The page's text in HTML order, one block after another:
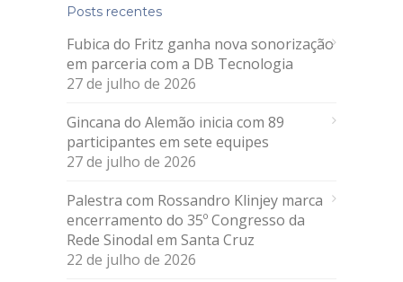
Posts recentes
Fubica do Fritz ganha nova sonorização
em parceria com a DB Tecnologia
27 de julho de 2026
Gincana do Alemão inicia com 89
participantes em sete equipes
27 de julho de 2026
Palestra com Rossandro Klinjey marca
encerramento do 35º Congresso da
Rede Sinodal em Santa Cruz
22 de julho de 2026